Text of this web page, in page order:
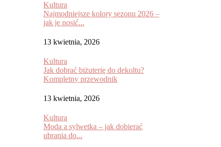
Kultura
Najmodniejsze kolory sezonu 2026 –
jak je nosić...
13 kwietnia, 2026
Kultura
Jak dobrać biżuterię do dekoltu?
Kompletny przewodnik
13 kwietnia, 2026
Kultura
Moda a sylwetka – jak dobierać
ubrania do...